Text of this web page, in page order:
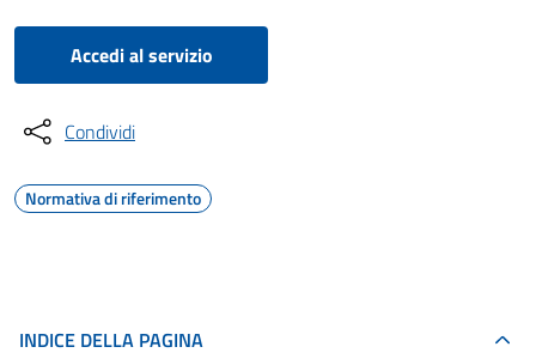
Accedi al servizio
Condividi
Normativa di riferimento
INDICE DELLA PAGINA